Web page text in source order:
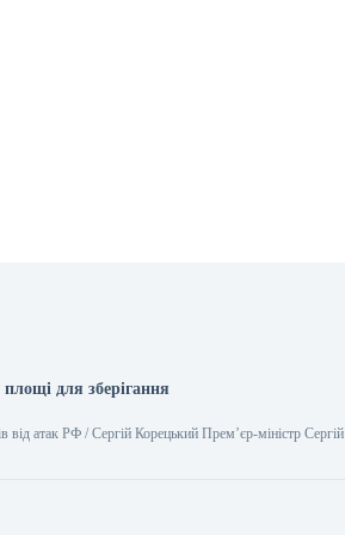
площі для зберігання
від атак РФ / Сергій Корецький Прем’єр-міністр Сергій